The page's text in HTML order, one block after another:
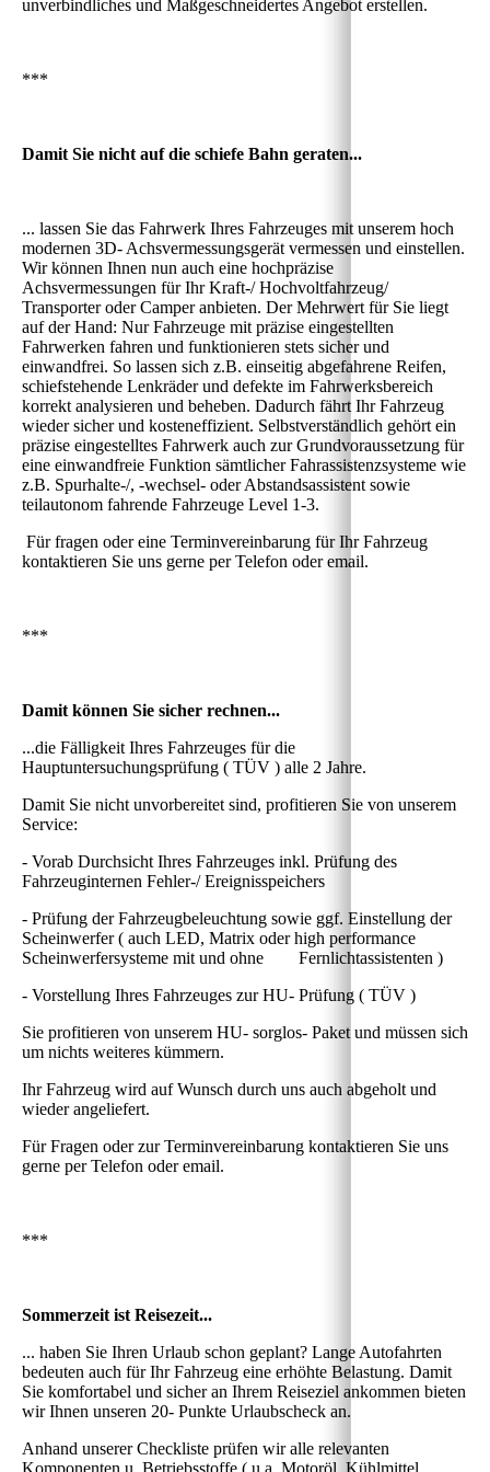
unverbindliches und Maßgeschneidertes Angebot erstellen.
***
Damit Sie nicht auf die schiefe Bahn geraten...
... lassen Sie das Fahrwerk Ihres Fahrzeuges mit unserem hoch
modernen 3D- Achsvermessungsgerät vermessen und einstellen.
Wir können Ihnen nun auch eine hochpräzise
Achsvermessungen für Ihr Kraft-/ Hochvoltfahrzeug/
Transporter oder Camper anbieten. Der Mehrwert für Sie liegt
auf der Hand: Nur Fahrzeuge mit präzise eingestellten
Fahrwerken fahren und funktionieren stets sicher und
einwandfrei. So lassen sich z.B. einseitig abgefahrene Reifen,
schiefstehende Lenkräder und defekte im Fahrwerksbereich
korrekt analysieren und beheben. Dadurch fährt Ihr Fahrzeug
wieder sicher und kosteneffizient. Selbstverständlich gehört ein
präzise eingestelltes Fahrwerk auch zur Grundvoraussetzung für
eine einwandfreie Funktion sämtlicher Fahrassistenzsysteme wie
z.B. Spurhalte-/, -wechsel- oder Abstandsassistent sowie
teilautonom fahrende Fahrzeuge Level 1-3.
Für fragen oder eine Terminvereinbarung für Ihr Fahrzeug
kontaktieren Sie uns gerne per Telefon oder email.
***
Damit können Sie sicher rechnen...
...die Fälligkeit Ihres Fahrzeuges für die
Hauptuntersuchungsprüfung ( TÜV ) alle 2 Jahre.
Damit Sie nicht unvorbereitet sind, profitieren Sie von unserem
Service:
- Vorab Durchsicht Ihres Fahrzeuges inkl. Prüfung des
Fahrzeuginternen Fehler-/ Ereignisspeichers
- Prüfung der Fahrzeugbeleuchtung sowie ggf. Einstellung der
Scheinwerfer ( auch LED, Matrix oder high performance
Scheinwerfersysteme mit und ohne Fernlichtassistenten )
- Vorstellung Ihres Fahrzeuges zur HU- Prüfung ( TÜV )
Sie profitieren von unserem HU- sorglos- Paket und müssen sich
um nichts weiteres kümmern.
Ihr Fahrzeug wird auf Wunsch durch uns auch abgeholt und
wieder angeliefert.
Für Fragen oder zur Terminvereinbarung kontaktieren Sie uns
gerne per Telefon oder email.
***
Sommerzeit ist Reisezeit...
... haben Sie Ihren Urlaub schon geplant? Lange Autofahrten
bedeuten auch für Ihr Fahrzeug eine erhöhte Belastung. Damit
Sie komfortabel und sicher an Ihrem Reiseziel ankommen bieten
wir Ihnen unseren 20- Punkte Urlaubscheck an.
Anhand unserer Checkliste prüfen wir alle relevanten
Komponenten u. Betriebsstoffe ( u.a. Motoröl, Kühlmittel,